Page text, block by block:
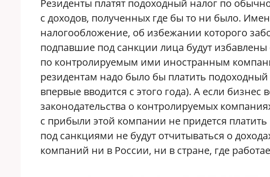
Резиденты платят подоходный налог по
с доходов, полученных где бы то ни было.
налогообложение, об избежании которого
подпавшие под санкции лица будут избавлены
по контролируемым ими иностранным
резидентам надо было бы платить подоходный
впервые вводится с этого года). А если бизнес
законодательства о контролируемых
с прибыли этой компании не придется платить
под санкциями не будут отчитываться о
компаний ни в России, ни в стране, где